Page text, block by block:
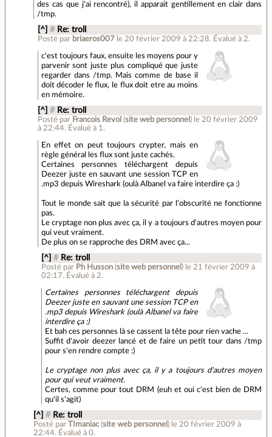
des cas que j'ai rencontré), il apparait gentillement en clair dans
/tmp.
[^] # Re: troll
Posté par briaeros007 le 20 février 2009 à 22:28. Évalué à 2.
c'est toujours faux, ensuite les moyens pour y
parvenir sont juste plus compliqué que juste
regarder dans /tmp. Mais comme de base il
doit décoder le flux, le flux doit etre au moins
en mémoire.
[^] # Re: troll
Posté par Francois Revol (site web personnel ) le 20 février 2009
à 22:44. Évalué à 1 .
En effet on peut toujours crypter, mais en
règle général les flux sont juste cachés.
Certaines personnes téléchargent depuis
Deezer juste en sauvant une session TCP en
.mp3 depuis Wireshark (oulà Albanel va faire interdire ça :)
Tout le monde sait que la sécurité par l'obscurité ne fonctionne
pas.
Le cryptage non plus avec ça, il y a toujours d'autres moyen pour
qui veut vraiment.
De plus on se rapproche des DRM avec ça...
[^] # Re: troll
Posté par Ph Husson (site web personnel ) le 21 février 2009 à
02:17. Évalué à 2.
Certaines personnes téléchargent depuis
Deezer juste en sauvant une session TCP en
.mp3 depuis Wireshark (oulà Albanel va faire
interdire ça :)
Et bah ces personnes là se cassent la tête pour rien vache ...
Suffit d'avoir deezer lancé et de faire un petit tour dans /tmp
pour s'en rendre compte :)
Le cryptage non plus avec ça, il y a toujours d'autres moyen
pour qui veut vraiment.
Certes, comme pour tout DRM (euh et oui c'est bien de DRM
qu'il s'agit)
[^] # Re: troll
Posté parTImaniac(site web personnel ) le 20 février 2009 à
22:44. Évalué à0.